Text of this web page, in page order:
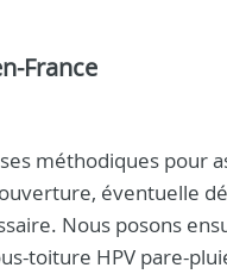
France
méthodiques pour
éventuelle
Nous posons
toiture HPV pare-